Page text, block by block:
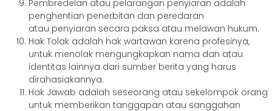
Pembredelan atau pelarangan penyiaran adalah
penghentian penerbitan dan peredaran
atau penyiaran secara paksa atau melawan hukum.
Hak Tolak adalah hak wartawan karena profesinya,
untuk menolak mengungkapkan nama dan atau
identitas lainnya dari sumber berita yang harus
dirahasiakannya.
Hak Jawab adalah seseorang atau sekelompok orang
untuk memberikan tanggapan atau sanggahan